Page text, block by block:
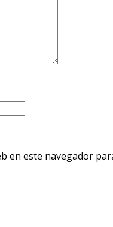
en este navegador